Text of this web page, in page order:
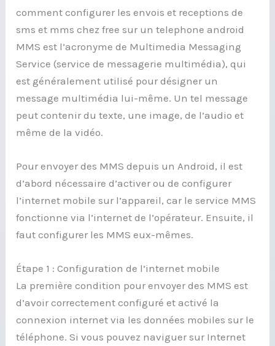
comment configurer les envois et receptions de
sms et mms chez free sur un telephone android
MMS est l’acronyme de Multimedia Messaging
Service (service de messagerie multimédia), qui
est généralement utilisé pour désigner un
message multimédia lui-même. Un tel message
peut contenir du texte, une image, de l’audio et
même de la vidéo.
Pour envoyer des MMS depuis un Android, il est
d’abord nécessaire d’activer ou de configurer
l’internet mobile sur l’appareil, car le service MMS
fonctionne via l’internet de l’opérateur. Ensuite, il
faut configurer les MMS eux-mêmes.
Étape 1 : Configuration de l’internet mobile
La première condition pour envoyer des MMS est
d’avoir correctement configuré et activé la
connexion internet via les données mobiles sur le
téléphone. Si vous pouvez naviguer sur Internet